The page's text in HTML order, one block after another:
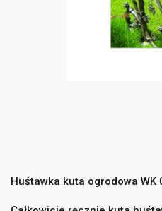
Huśtawka kuta ogrodowa WK